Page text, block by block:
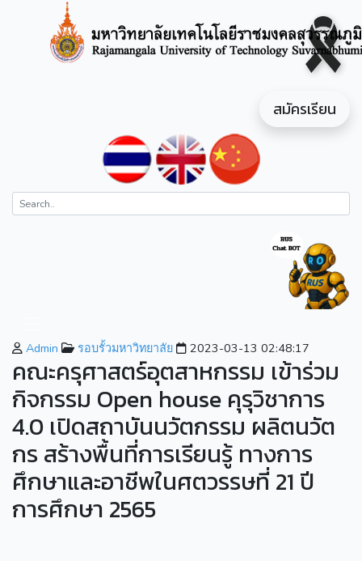
สมัครเรียน
Admin รอบรั้วมหาวิทยาลัย 2023-03-13 02:48:17
คณะครุศาสตร์อุตสาหกรรม เข้าร่วม
กิจกรรม Open house คุรุวิชาการ
4.0 เปิดสถาบันนวัตกรรม ผลิตนวัต
กร สร้างพื้นที่การเรียนรู้ ทางการ
ศึกษาและอาชีพในศตวรรษที่ 21 ปี
การศึกษา 2565